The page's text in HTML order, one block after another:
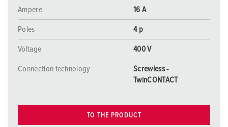
Ampere 16 A
Poles 4 p
Voltage 400 V
Connection technology
Screwless -
TwinCONTACT
TO THE PRODUCT